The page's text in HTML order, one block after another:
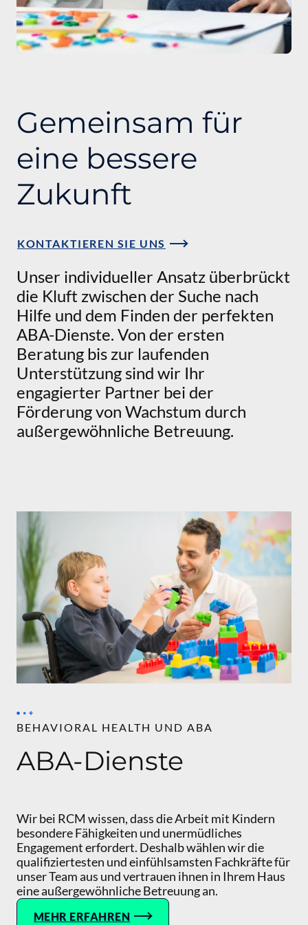
Gemeinsam für
eine bessere
Zukunft
KONTAKTIEREN SIE UNS
Unser individueller Ansatz überbrückt
die Kluft zwischen der Suche nach
Hilfe und dem Finden der perfekten
ABA-Dienste. Von der ersten
Beratung bis zur laufenden
Unterstützung sind wir Ihr
engagierter Partner bei der
Förderung von Wachstum durch
außergewöhnliche Betreuung.
BEHAVIORAL HEALTH UND ABA
ABA-Dienste
Wir bei RCM wissen, dass die Arbeit mit Kindern
besondere Fähigkeiten und unermüdliches
Engagement erfordert. Deshalb wählen wir die
qualifiziertesten und einfühlsamsten Fachkräfte für
unser Team aus und vertrauen ihnen in Ihrem Haus
eine außergewöhnliche Betreuung an.
MEHR ERFAHREN